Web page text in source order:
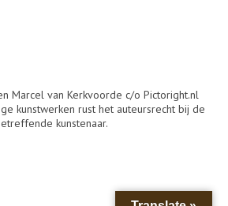
Marcel van Kerkvoorde c/o Pictoright.nl
kunstwerken rust het auteursrecht bij de
kunstenaar.